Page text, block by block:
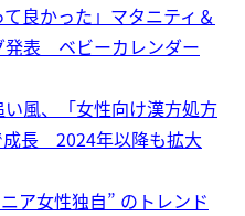
良かった」マタニティ＆
発表 ベビーカレンダー
風、「女性向け漢方処方
成長 2024年以降も拡大
ア女性独自” のトレンド